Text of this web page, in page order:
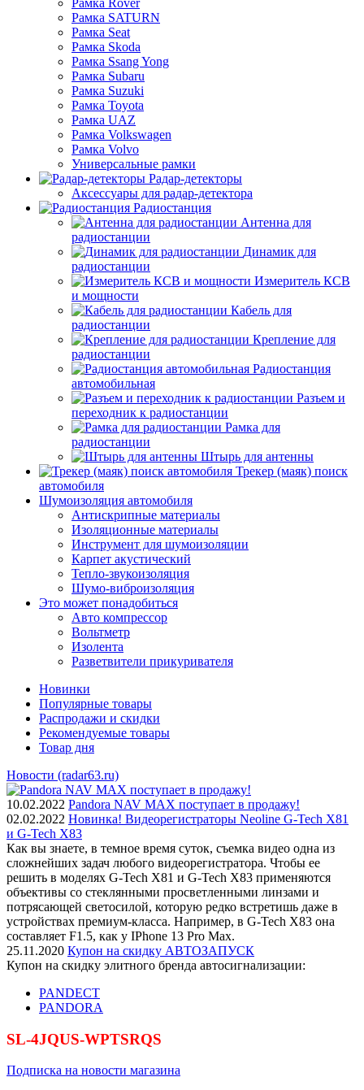
Рамка Rover
Рамка SATURN
Рамка Seat
Рамка Skoda
Рамка Ssang Yong
Рамка Subaru
Рамка Suzuki
Рамка Toyota
Рамка UAZ
Рамка Volkswagen
Рамка Volvo
Универсальные рамки
Радар-детекторы
Аксессуары для радар-детектора
Радиостанция
Антенна для
радиостанции
Динамик для
радиостанции
Измеритель КСВ
и мощности
Кабель для
радиостанции
Крепление для
радиостанции
Радиостанция
автомобильная
Разъем и
переходник к радиостанции
Рамка для
радиостанции
Штырь для антенны
Трекер (маяк) поиск
автомобиля
Шумоизоляция автомобиля
Антискрипные материалы
Изоляционные материалы
Инструмент для шумоизоляции
Карпет акустический
Тепло-звукоизоляция
Шумо-виброизоляция
Это может понадобиться
Авто компрессор
Вольтметр
Изолента
Разветвители прикуривателя
Новинки
Популярные товары
Распродажи и скидки
Рекомендуемые товары
Товар дня
Новости (radar63.ru)
10.02.2022 Pandora NAV MAX поступает в продажу!
02.02.2022 Новинка! Видеорегистраторы Neoline G-Tech X81
и G-Tech X83
Как вы знаете, в темное время суток, съемка видео одна из
сложнейших задач любого видеорегистратора. Чтобы ее
решить в моделях G-Tech X81 и G-Tech X83 применяются
объективы со стеклянными просветленными линзами и
потрясающей светосилой, которую редко встретишь даже в
устройствах премиум-класса. Например, в G-Tech X83 она
составляет F1.5, как у IPhone 13 Pro Max.
25.11.2020 Купон на скидку АВТОЗАПУСК
Купон на скидку элитного бренда автосигнализации:
PANDECT
PANDORA
SL-4JQUS-WPTSRQS
Подписка на новости магазина